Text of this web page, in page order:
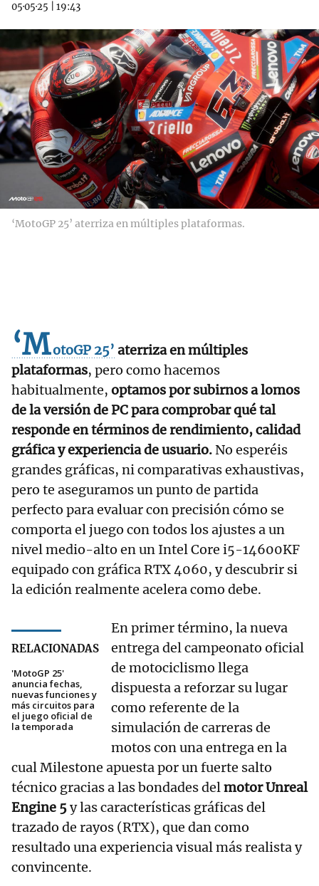
05·05·25
19:43
‘MotoGP 25’ aterriza en múltiples plataformas.
‘MotoGP 25’ aterriza en múltiples
plataformas, pero como hacemos
habitualmente, optamos por subirnos a lomos
de la versión de PC para comprobar qué tal
responde en términos de rendimiento, calidad
gráfica y experiencia de usuario. No esperéis
grandes gráficas, ni comparativas exhaustivas,
pero te aseguramos un punto de partida
perfecto para evaluar con precisión cómo se
comporta el juego con todos los ajustes a un
nivel medio-alto en un Intel Core i5-14600KF
equipado con gráfica RTX 4060, y descubrir si
la edición realmente acelera como debe.
RELACIONADAS
'MotoGP 25'
anuncia fechas,
nuevas funciones y
más circuitos para
el juego oficial de
la temporada
En primer término, la nueva
entrega del campeonato oficial
de motociclismo llega
dispuesta a reforzar su lugar
como referente de la
simulación de carreras de
motos con una entrega en la
cual Milestone apuesta por un fuerte salto
técnico gracias a las bondades delmotor Unreal
Engine 5y las características gráficas del
trazado de rayos (RTX), que dan como
resultado una experiencia visual más realista y
convincente.